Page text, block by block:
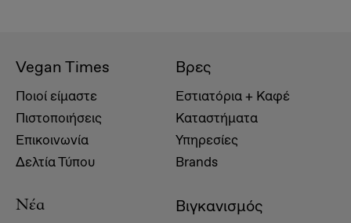
Vegan Times
Ποιοί είμαστε
Πιστοποιήσεις
Επικοινωνία
Δελτία Τύπου
Βρες
Εστιατόρια + Καφέ
Καταστήματα
Υπηρεσίες
Brands
Νέα Βιγκανισμός